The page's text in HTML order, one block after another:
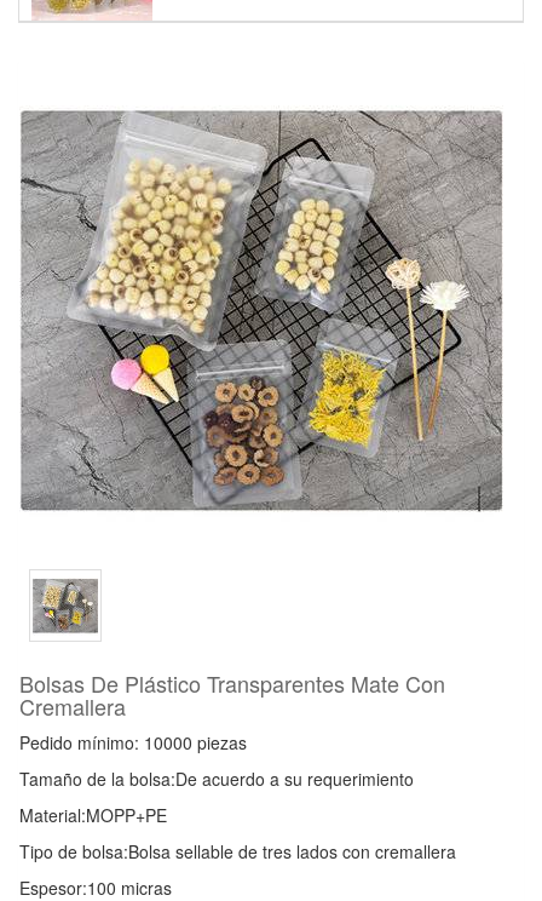
Bolsas De Plástico Transparentes Mate Con
Cremallera
Pedido mínimo: 10000 piezas
Tamaño de la bolsa:De acuerdo a su requerimiento
Material:MOPP+PE
Tipo de bolsa:Bolsa sellable de tres lados con cremallera
Espesor:100 micras